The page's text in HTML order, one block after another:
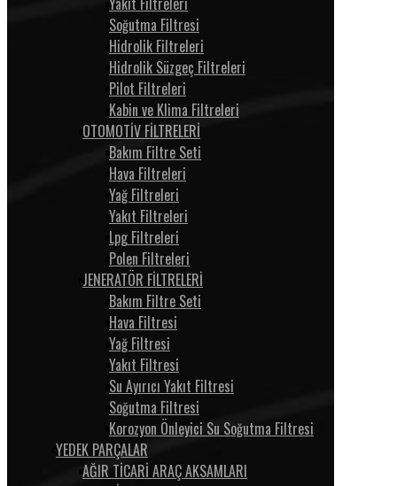
Soğutma Filtresi
Hidrolik Filtreleri
Hidrolik Süzgeç Filtreleri
Pilot Filtreleri
Kabin ve Klima Filtreleri
OTOMOTİV FİLTRELERİ
Bakım Filtre Seti
Hava Filtreleri
Yağ Filtreleri
Yakıt Filtreleri
Lpg Filtreleri
Polen Filtreleri
JENERATÖR FİLTRELERİ
Bakım Filtre Seti
Hava Filtresi
Yağ Filtresi
Yakıt Filtresi
Su Ayırıcı Yakıt Filtresi
Soğutma Filtresi
Korozyon Önleyici Su Soğutma Filtresi
YEDEK PARÇALAR
AĞIR TİCARİ ARAÇ AKSAMLARI